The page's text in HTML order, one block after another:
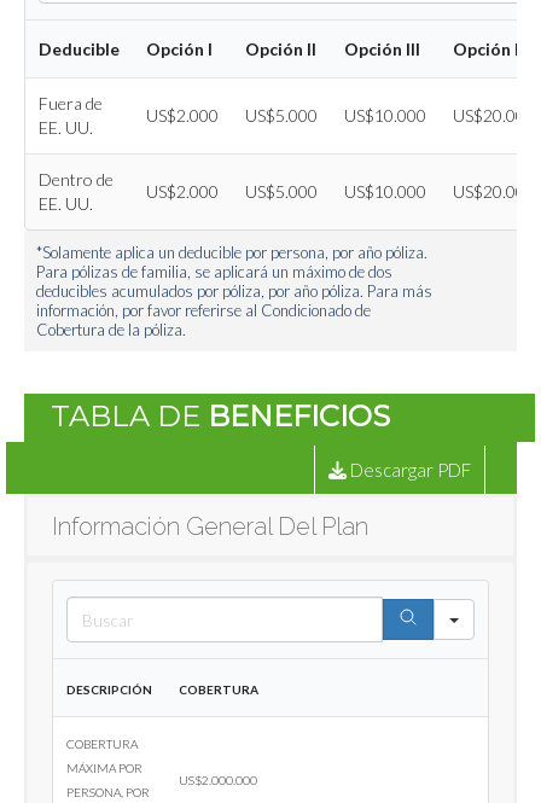
Deducible Opción I Opción II Opción III Opción IV
Fuera de
EE. UU.
US$2.000 US$5.000 US$10.000 US$20.000
Dentro de
EE. UU.
US$2.000 US$5.000 US$10.000 US$20.000
*Solamente aplica un deducible por persona, por año póliza.
Para pólizas de familia, se aplicará un máximo de dos
deducibles acumulados por póliza, por año póliza. Para más
información, por favor referirse al Condicionado de
Cobertura de la póliza.
TABLA DE BENEFICIOS
Descargar PDF
Información General Del Plan
Search
Descripción Cobertura
Cobertura
máxima por
persona, por
US$2.000.000